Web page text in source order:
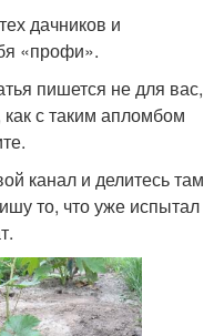
дачников и
«профи».
пишется не для вас,
с таким апломбом
канал и делитесь там
то, что уже испытал